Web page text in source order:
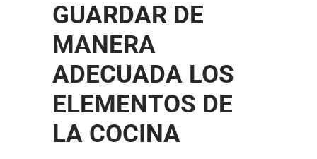
GUARDAR DE
MANERA
ADECUADA LOS
ELEMENTOS DE
LA COCINA